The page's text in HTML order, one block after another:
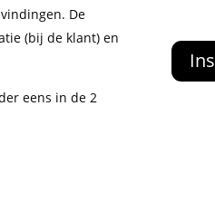
De
(bij de klant) en
eens in de 2